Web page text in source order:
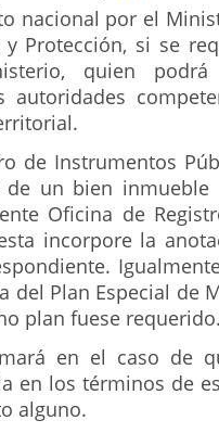
nacional por el
Protección, si se
quien podrá
autoridades
de Instrumentos
de un bien
Oficina de
incorpore la
del Plan Especial de
plan fuese
en el caso de
en los términos de
alguno.